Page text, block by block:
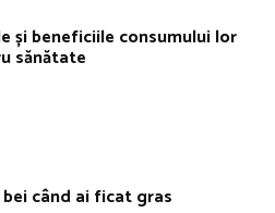
și beneficiile consumului lor
sănătate
bei când ai ficat gras